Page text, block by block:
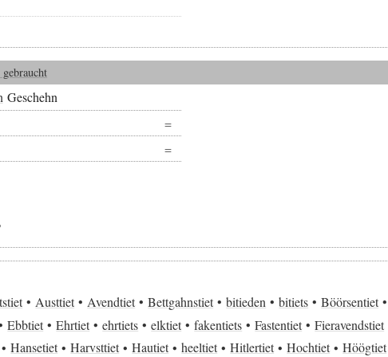
Geschehn
Austtiet Avendtiet Bettgahnstiet bitieden bitiets Böörsentiet
Ebbtiet Ehrtiet ehrtiets elktiet fakentiets Fastentiet
Fieravendstiet
Hansetiet Harvsttiet Hautiet heeltiet Hitlertiet Hochtiet Höögtiet